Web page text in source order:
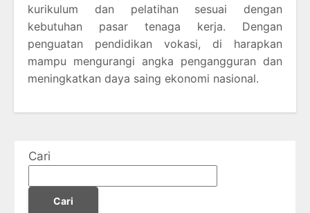
kurikulum dan pelatihan sesuai dengan
kebutuhan pasar tenaga kerja. Dengan
penguatan pendidikan vokasi, di harapkan
mampu mengurangi angka pengangguran dan
meningkatkan daya saing ekonomi nasional.
Cari
Cari